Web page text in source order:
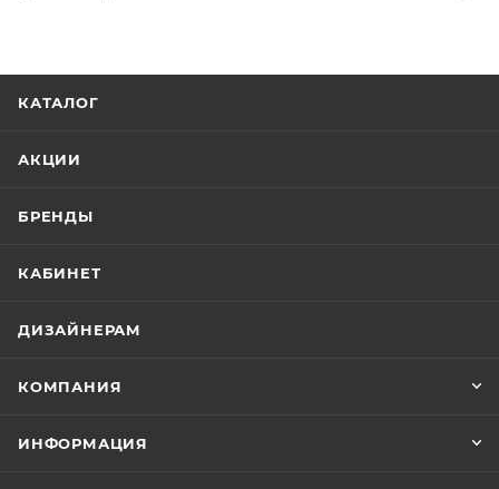
КАТАЛОГ
АКЦИИ
БРЕНДЫ
КАБИНЕТ
ДИЗАЙНЕРАМ
КОМПАНИЯ
ИНФОРМАЦИЯ